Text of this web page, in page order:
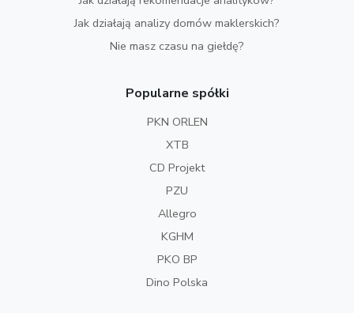
Jak działają analizy domów maklerskich?
Nie masz czasu na giełdę?
Popularne spółki
PKN ORLEN
XTB
CD Projekt
PZU
Allegro
KGHM
PKO BP
Dino Polska